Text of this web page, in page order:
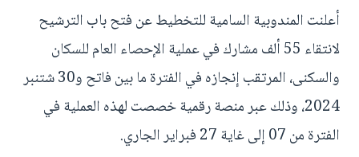
أعلنت المندوبية السامية للتخطيط عن فتح باب الترشيح
لانتقاء 55 ألف مشارك في عملية الإحصاء العام للسكان
والسكنى، المرتقب إنجازه في الفترة ما بين فاتح و30 شتنبر
2024، وذلك عبر منصة رقمية خصصت لهذه العملية في
الفترة من 07 إلى غاية 27 فبراير الجاري.